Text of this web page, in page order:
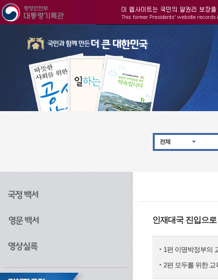
전체
인재대국 진입으
1편 이명박정부의
2편 모두를 위한 교